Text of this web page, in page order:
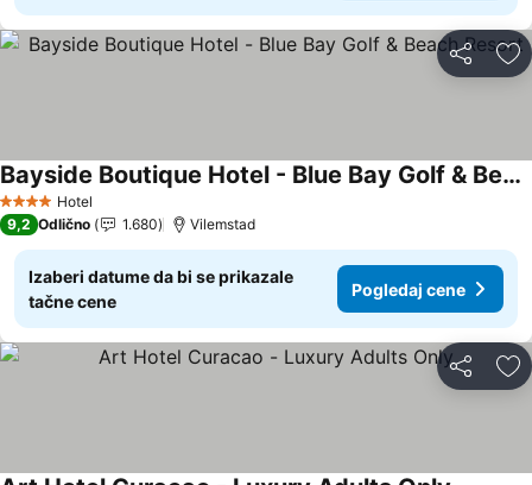
Deli
4 ZvezdiceHotel
Bayside Boutique Hotel - Blue Bay Golf & Beach Resort
Pogledaj cene
9,2 Odlično 1.680 Vilemstad
Izaberi datume da bi se prikazale
tačne cene
Pogledaj cene
Deli